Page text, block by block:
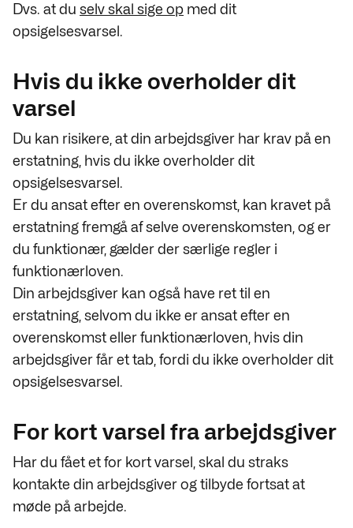
Dvs. at du selv skal sige op med dit
opsigelsesvarsel.
Hvis du ikke overholder dit
varsel
Du kan risikere, at din arbejdsgiver har krav på en
erstatning, hvis du ikke overholder dit
opsigelsesvarsel.
Er du ansat efter en overenskomst, kan kravet på
erstatning fremgå af selve overenskomsten, og er
du funktionær, gælder dersærlige regler i
funktionærloven.
Din arbejdsgiver kan også have ret til en
erstatning, selvom du ikke er ansat efter en
overenskomst eller funktionærloven, hvis din
arbejdsgiver får et tab, fordi du ikke overholder dit
opsigelsesvarsel.
For kort varsel fra arbejdsgiver
Har du fået et for kort varsel, skal du straks
kontakte din arbejdsgiver og tilbyde fortsat at
møde på arbejde.